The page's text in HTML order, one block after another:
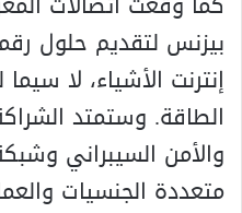
بيزنس لتقديم حلول
إنترنت الأشياء، لا
الطاقة. وستمتد
متعددة الجنسيات